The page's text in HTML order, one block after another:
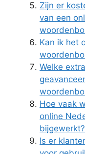
Zijn er
van een
Kan ik het
Welke
Hoe vaak
online
bijgewerkt?
Is er